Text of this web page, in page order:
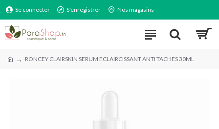
Se connecter S'enregistrer Nos magasins
RONCEY CLAIRSKIN SERUM ECLAIRCISSANT ANTI TACHES 30ML